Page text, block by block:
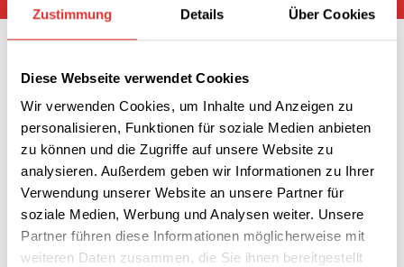
Zustimmung Details Über Cookies
Diese Webseite verwendet Cookies
Wir verwenden Cookies, um Inhalte und Anzeigen zu
personalisieren, Funktionen für soziale Medien anbieten
zu können und die Zugriffe auf unsere Website zu
analysieren. Außerdem geben wir Informationen zu Ihrer
Verwendung unserer Website an unsere Partner für
soziale Medien, Werbung und Analysen weiter. Unsere
Partner führen diese Informationen möglicherweise mit
weiteren Daten zusammen, die Sie ihnen bereitgestellt
Alles für die Reinigung.
Die Deutsche Hahnerol GmbH ist Ihr
zuverlässiger Ansprechpartner, wenn es um
professionelle Reinigung geht. Mit
Spezialreinigern für industrielle Anwendungen
kennen wir uns ebenso gut aus wie mit dem
alltäglichen Bedarf für die Gebäude- und